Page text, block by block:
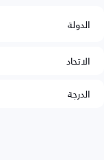
الدولة
الاتحاد
الدرجة